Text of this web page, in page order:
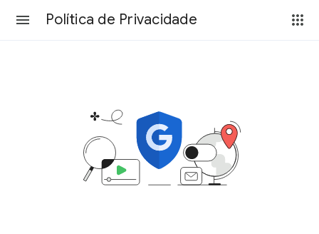
Política de Privacidade